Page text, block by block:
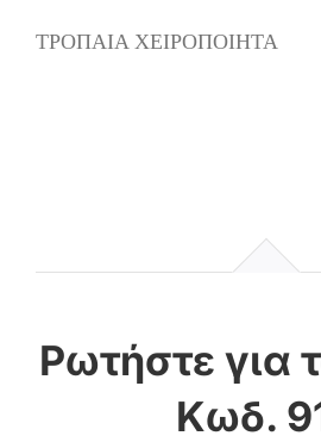
ΤΡΟΠΑΙΑ ΧΕΙΡΟΠΟΙΗΤΑ
Κωδ.